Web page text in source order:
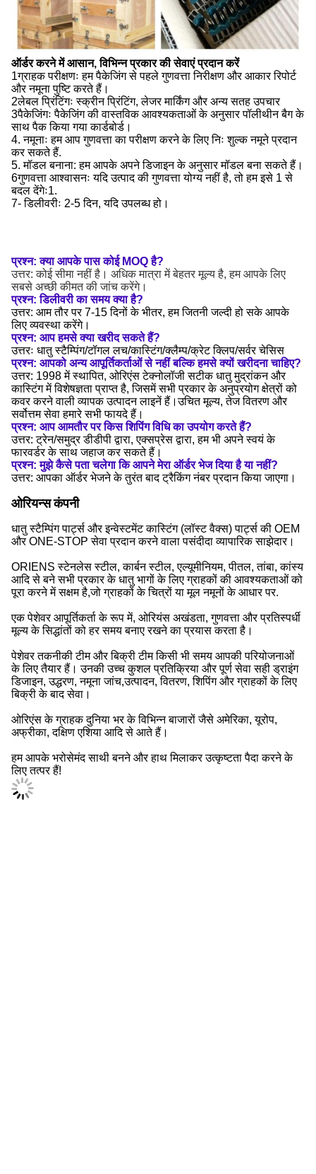
ऑर्डर करने में आसान, विभिन्न प्रकार की सेवाएं प्रदान करें
1ग्राहक परीक्षणः हम पैकेजिंग से पहले गुणवत्ता निरीक्षण और आकार रिपोर्ट
और नमूना पुष्टि करते हैं।
2लेबल प्रिंटिंगः स्क्रीन प्रिंटिंग, लेजर मार्किंग और अन्य सतह उपचार
3पैकेजिंगः पैकेजिंग की वास्तविक आवश्यकताओं के अनुसार पॉलीथीन बैग के
साथ पैक किया गया कार्डबोर्ड।
4. नमूनाः हम आप गुणवत्ता का परीक्षण करने के लिए निः शुल्क नमूने प्रदान
कर सकते हैं.
5. मॉडल बनाना: हम आपके अपने डिजाइन के अनुसार मॉडल बना सकते हैं।
6गुणवत्ता आश्वासनः यदि उत्पाद की गुणवत्ता योग्य नहीं है, तो हम इसे 1 से
बदल देंगेः1.
7- डिलीवरीः 2-5 दिन, यदि उपलब्ध हो।
प्रश्न: क्या आपके पास कोई MOQ है?
उत्तर: कोई सीमा नहीं है। अधिक मात्रा में बेहतर मूल्य है, हम आपके लिए
सबसे अच्छी कीमत की जांच करेंगे।
प्रश्न: डिलीवरी का समय क्या है?
उत्तर: आम तौर पर 7-15 दिनों के भीतर, हम जितनी जल्दी हो सके आपके
लिए व्यवस्था करेंगे।
प्रश्न: आप हमसे क्या खरीद सकते हैं?
उत्तरः धातु स्टैम्पिंग/टॉगल लच/कास्टिंग/क्लैम्प/क्रेट क्लिप/सर्वर चेसिस
प्रश्न: आपको अन्य आपूर्तिकर्ताओं से नहीं बल्कि हमसे क्यों खरीदना चाहिए?
उत्तर: 1998 में स्थापित, ओरिएंस टेक्नोलॉजी सटीक धातु मुद्रांकन और
कास्टिंग में विशेषज्ञता प्राप्त है, जिसमें सभी प्रकार के अनुप्रयोग क्षेत्रों को
कवर करने वाली व्यापक उत्पादन लाइनें हैं।उचित मूल्य, तेज वितरण और
सर्वोत्तम सेवा हमारे सभी फायदे हैं।
प्रश्न: आप आमतौर पर किस शिपिंग विधि का उपयोग करते हैं?
उत्तर: ट्रेन/समुद्र डीडीपी द्वारा, एक्सप्रेस द्वारा, हम भी अपने स्वयं के
फारवर्डर के साथ जहाज कर सकते हैं।
प्रश्न: मुझे कैसे पता चलेगा कि आपने मेरा ऑर्डर भेज दिया है या नहीं?
उत्तर: आपका ऑर्डर भेजने के तुरंत बाद ट्रैकिंग नंबर प्रदान किया जाएगा।
ओरियन्स कंपनी
धातु स्टैम्पिंग पार्ट्स और इन्वेस्टमेंट कास्टिंग (लॉस्ट वैक्स) पार्ट्स की OEM
और ONE-STOP सेवा प्रदान करने वाला पसंदीदा व्यापारिक साझेदार।
ORIENS स्टेनलेस स्टील, कार्बन स्टील, एल्यूमीनियम, पीतल, तांबा, कांस्य
आदि से बने सभी प्रकार के धातु भागों के लिए ग्राहकों की आवश्यकताओं को
पूरा करने में सक्षम है,जो ग्राहकों के चित्रों या मूल नमूनों के आधार पर.
एक पेशेवर आपूर्तिकर्ता के रूप में, ओरियंस अखंडता, गुणवत्ता और प्रतिस्पर्धी
मूल्य के सिद्धांतों को हर समय बनाए रखने का प्रयास करता है।
पेशेवर तकनीकी टीम और बिक्री टीम किसी भी समय आपकी परियोजनाओं
के लिए तैयार हैं। उनकी उच्च कुशल प्रतिक्रिया और पूर्ण सेवा सही ड्राइंग
डिजाइन, उद्धरण, नमूना जांच,उत्पादन, वितरण, शिपिंग और ग्राहकों के लिए
बिक्री के बाद सेवा।
ओरिएंस के ग्राहक दुनिया भर के विभिन्न बाजारों जैसे अमेरिका, यूरोप,
अफ्रीका, दक्षिण एशिया आदि से आते हैं।
हम आपके भरोसेमंद साथी बनने और हाथ मिलाकर उत्कृष्टता पैदा करने के
लिए तत्पर हैं!